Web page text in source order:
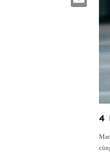
4